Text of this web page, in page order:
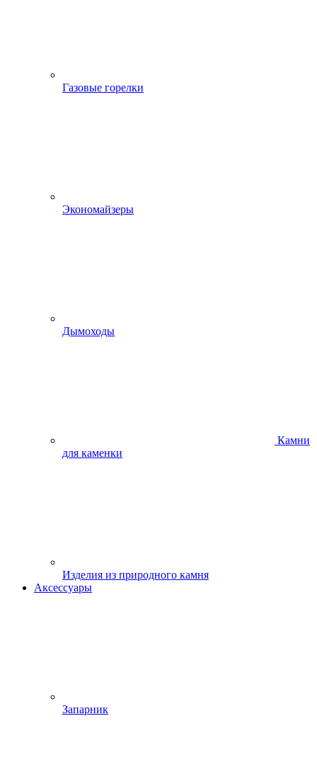
Газовые горелки
Экономайзеры
Дымоходы
Камни
для каменки
Изделия из природного камня
Аксессуары
Запарник